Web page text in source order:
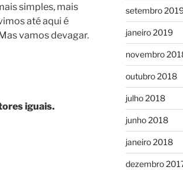
simples, mais
até aqui é
vamos devagar.
iguais.
setembro
janeiro 2019
novembro
outubro 2018
julho 2018
junho 2018
janeiro 2018
dezembro